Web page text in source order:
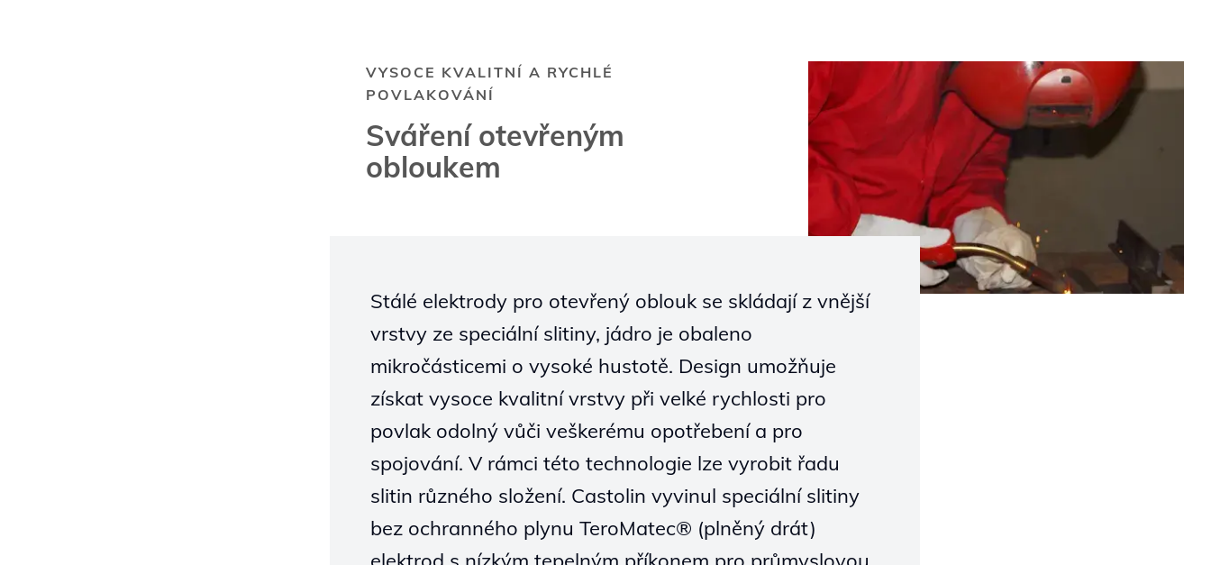
VYSOCE KVALITNÍ A RYCHLÉ
POVLAKOVÁNÍ
Sváření otevřeným
obloukem
Stálé elektrody pro otevřený oblouk se skládají z vnější
vrstvy ze speciální slitiny, jádro je obaleno
mikročásticemi o vysoké hustotě. Design umožňuje
získat vysoce kvalitní vrstvy při velké rychlosti pro
povlak odolný vůči veškerému opotřebení a pro
spojování. V rámci této technologie lze vyrobit řadu
slitin různého složení. Castolin vyvinul speciální slitiny
bez ochranného plynu TeroMatec® (plněný drát)